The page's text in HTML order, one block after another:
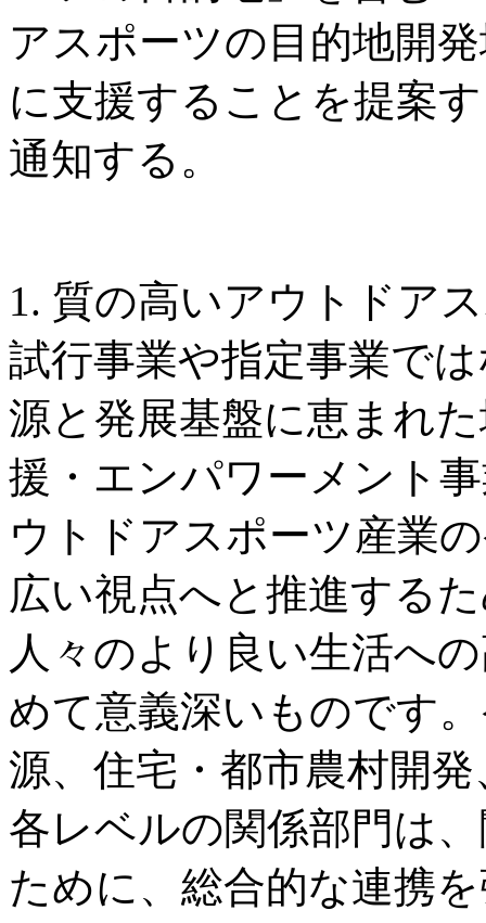
アスポーツの目的地開
に支援することを提案
通知する。
1. 質の高いアウトドア
試行事業や指定事業で
源と発展基盤に恵まれ
援・エンパワーメント
ウトドアスポーツ産業
広い視点へと推進する
人々のより良い生活へ
めて意義深いものです
源、住宅・都市農村開
各レベルの関係部門は
ために、総合的な連携